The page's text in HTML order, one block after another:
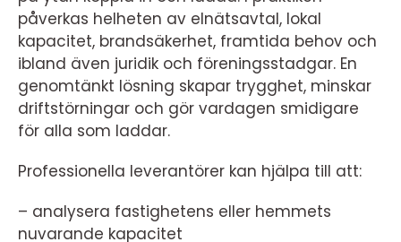
påverkas helheten av elnätsavtal, lokal
kapacitet, brandsäkerhet, framtida behov och
ibland även juridik och föreningsstadgar. En
genomtänkt lösning skapar trygghet, minskar
driftstörningar och gör vardagen smidigare
för alla som laddar.
Professionella leverantörer kan hjälpa till att:
– analysera fastighetens eller hemmets
nuvarande kapacitet